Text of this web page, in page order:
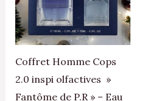
Coffret Homme Cops
2.0 inspi olfactives »
Fantôme de P.R » – Eau